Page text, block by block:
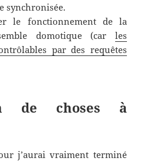
synchronisée.
le fonctionnement de la
domotique (car les
par des requêtes
de choses à
j’aurai vraiment terminé